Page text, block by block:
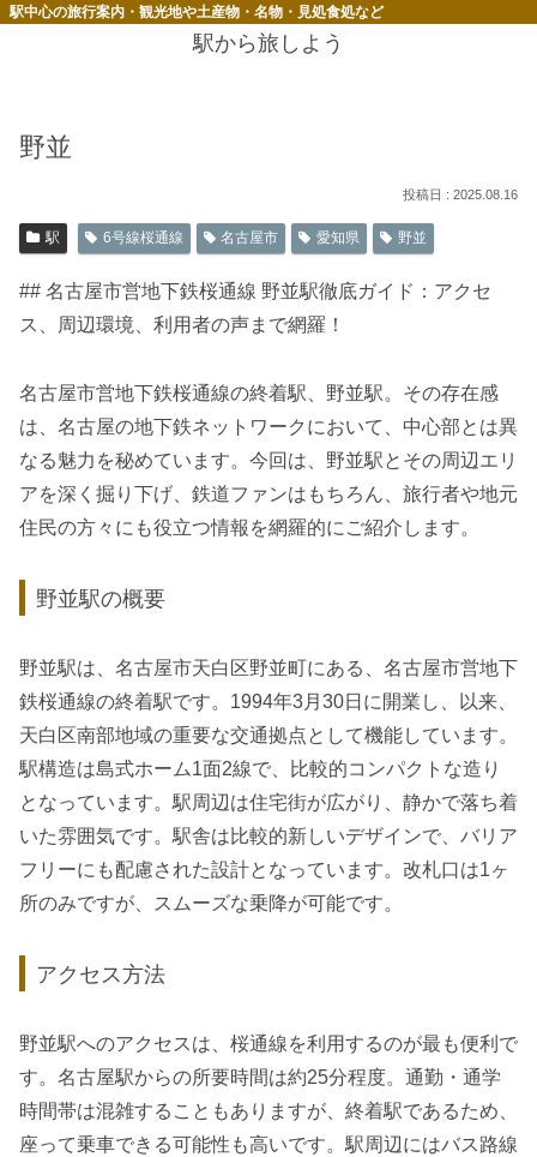
駅中心の旅行案内・観光地や土産物・名物・見処食処など
駅から旅しよう
野並
2025.08.16
駅 6号線桜通線 名古屋市 愛知県 野並
## 名古屋市営地下鉄桜通線 野並駅徹底ガイド：アクセ
ス、周辺環境、利用者の声まで網羅！
名古屋市営地下鉄桜通線の終着駅、野並駅。その存在感
は、名古屋の地下鉄ネットワークにおいて、中心部とは異
なる魅力を秘めています。今回は、野並駅とその周辺エリ
アを深く掘り下げ、鉄道ファンはもちろん、旅行者や地元
住民の方々にも役立つ情報を網羅的にご紹介します。
野並駅の概要
野並駅は、名古屋市天白区野並町にある、名古屋市営地下
鉄桜通線の終着駅です。1994年3月30日に開業し、以来、
天白区南部地域の重要な交通拠点として機能しています。
駅構造は島式ホーム1面2線で、比較的コンパクトな造り
となっています。駅周辺は住宅街が広がり、静かで落ち着
いた雰囲気です。駅舎は比較的新しいデザインで、バリア
フリーにも配慮された設計となっています。改札口は1ヶ
所のみですが、スムーズな乗降が可能です。
アクセス方法
野並駅へのアクセスは、桜通線を利用するのが最も便利で
す。名古屋駅からの所要時間は約25分程度。通勤・通学
時間帯は混雑することもありますが、終着駅であるため、
座って乗車できる可能性も高いです。駅周辺にはバス路線